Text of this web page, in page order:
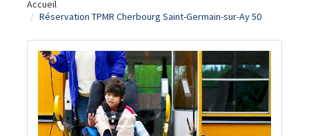
Accueil
Réservation TPMR Cherbourg Saint-Germain-sur-Ay 50